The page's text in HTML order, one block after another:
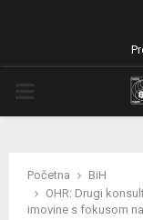
Početna
BiH
OHR: Drugi
imovine s fokusom